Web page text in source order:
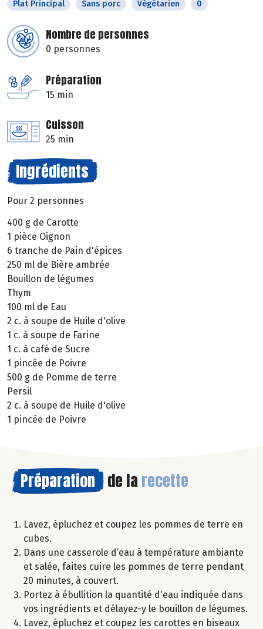
Plat Principal Sans porc Végétarien 0
Nombre de personnes
0 personnes
Préparation
15 min
Cuisson
25 min
Ingrédients
Pour 2 personnes
400 g de Carotte
1 pièce Oignon
6 tranche de Pain d'épices
250 ml de Bière ambrée
Bouillon de légumes
Thym
100 ml de Eau
2 c. à soupe de Huile d'olive
1 c. à soupe de Farine
1 c. à café de Sucre
1 pincée de Poivre
500 g de Pomme de terre
Persil
2 c. à soupe de Huile d'olive
1 pincée de Poivre
Préparation de la recette
Lavez, épluchez et coupez les pommes de terre en
cubes.
Dans une casserole d’eau à température ambiante
et salée, faites cuire les pommes de terre pendant
20 minutes, à couvert.
Portez à ébullition la quantité d'eau indiquée dans
vos ingrédients et délayez-y le bouillon de légumes.
Lavez, épluchez et coupez les carottes en biseaux